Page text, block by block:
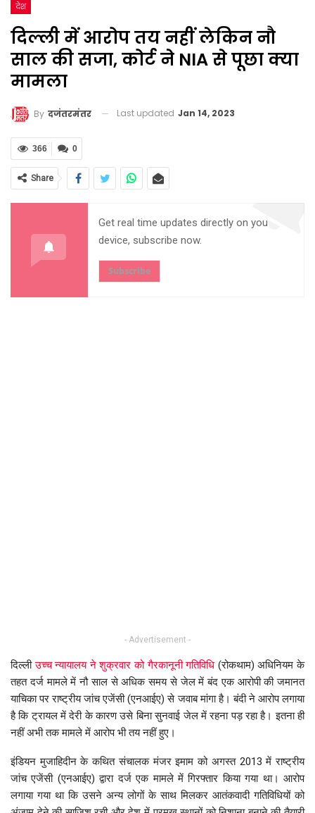
देश
दिल्ली में आरोप तय नहीं लेकिन नौ
साल की सजा, कोर्ट ने NIA से पूछा क्या
मामला
By दजंतरमंतर Last updated Jan 14, 2023
0
366
Share
Get real time updates directly on you
device, subscribe now.
Subscribe
- Advertisement -
दिल्लीउच्च न्यायालय ने शुक्रवार को गैरकानूनी गतिविधि (रोकथाम) अधिनियम के
तहत दर्ज मामले में नौ साल से अधिक समय से जेल में बंद एक आरोपी की जमानत
याचिका पर राष्ट्रीय जांच एजेंसी (एनआईए) से जवाब मांगा है। बंदी ने आरोप लगाया
है कि ट्रायल में देरी के कारण उसे बिना सुनवाई जेल में रहना पड़ रहा है। इतना ही
नहीं अभी तक मामले में आरोप भी तय नहीं हुए।
इंडियन मुजाहिदीन के कथित संचालक मंजर इमाम को अगस्त 2013 में राष्ट्रीय
जांच एजेंसी (एनआईए) द्वारा दर्ज एक मामले में गिरफ्तार किया गया था। आरोप
लगाया गया था कि उसने अन्य लोगों के साथ मिलकर आतंकवादी गतिविधियों को